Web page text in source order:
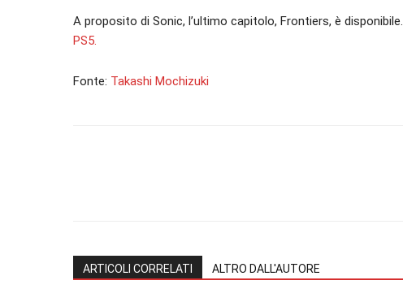
A proposito di Sonic, l’ultimo capitolo, Frontiers, è disponibile.
PS5.
Fonte: Takashi Mochizuki
ARTICOLI CORRELATI ALTRO DALL'AUTORE